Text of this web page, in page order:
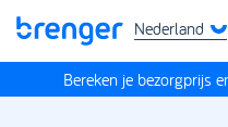
Nederland
Bereken je bezorgprijs